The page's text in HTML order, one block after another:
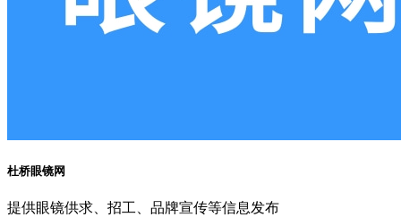
杜桥眼镜网
提供眼镜供求、招工、品牌宣传等信息发布